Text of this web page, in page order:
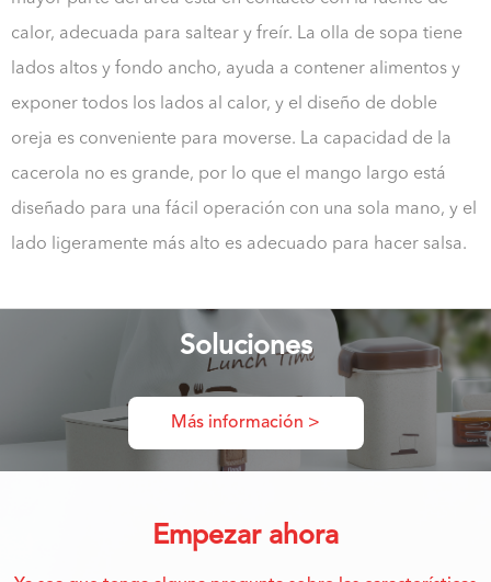
calor, adecuada para saltear y freír. La olla de sopa tiene
lados altos y fondo ancho, ayuda a contener alimentos y
exponer todos los lados al calor, y el diseño de doble
oreja es conveniente para moverse. La capacidad de la
cacerola no es grande, por lo que el mango largo está
diseñado para una fácil operación con una sola mano, y el
lado ligeramente más alto es adecuado para hacer salsa.
Soluciones
Más información >
Empezar ahora